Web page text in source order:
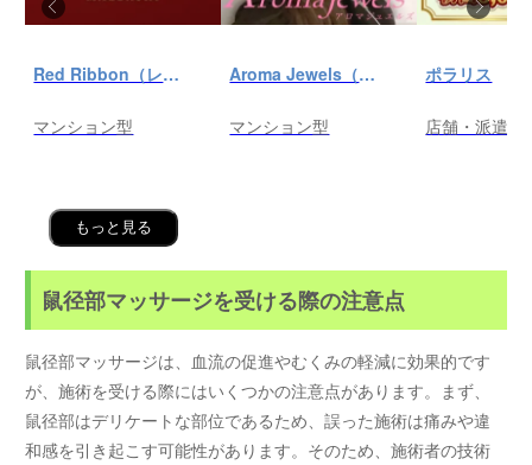
Red Ribbon（レッドリボン）前橋
マンション型
Aroma Jewels（アロマ ジュエルズ）秋葉原ルーム
マンション型
ポラリス
店舗・派遣
もっと見る
鼠径部マッサージを受ける際の注意点
鼠径部マッサージは、血流の促進やむくみの軽減に効果的です
が、施術を受ける際にはいくつかの注意点があります。まず、
鼠径部はデリケートな部位であるため、誤った施術は痛みや違
和感を引き起こす可能性があります。そのため、施術者の技術